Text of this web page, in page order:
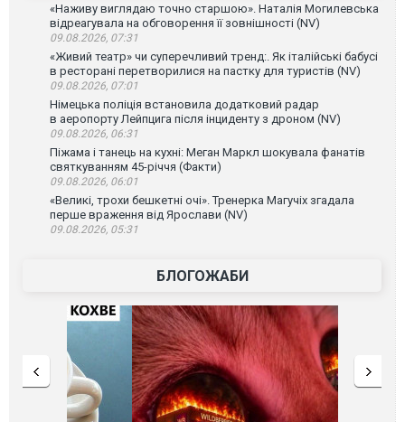
«Наживу виглядаю точно старшою». Наталія Могилевська
відреагувала на обговорення її зовнішності (NV)
09.08.2026, 07:31
«Живий театр» чи суперечливий тренд:. Як італійські бабусі
в ресторані перетворилися на пастку для туристів (NV)
09.08.2026, 07:01
Німецька поліція встановила додатковий радар
в аеропорту Лейпцига після інциденту з дроном (NV)
09.08.2026, 06:31
Піжама і танець на кухні: Меган Маркл шокувала фанатів
святкуванням 45-річчя (Факти)
09.08.2026, 06:01
«Великі, трохи бешкетні очі». Тренерка Магучіх згадала
перше враження від Ярослави (NV)
09.08.2026, 05:31
БЛОГОЖАБИ